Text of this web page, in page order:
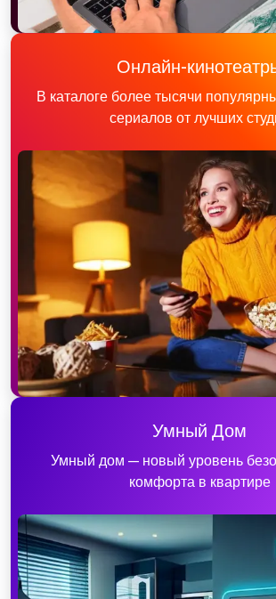
Онлайн-
В каталоге более тысячи
сериалов от лучших
Умный Дом
Умный дом — новый уровень
комфорта в квартире